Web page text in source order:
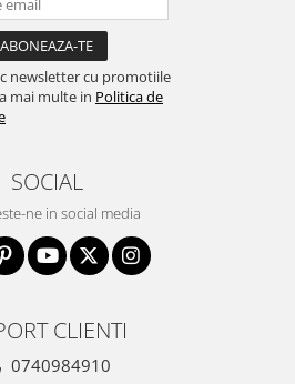
newsletter cu promotiile
mai multe in Politica de
SOCIAL
ne in social media
CLIENTI
0740984910